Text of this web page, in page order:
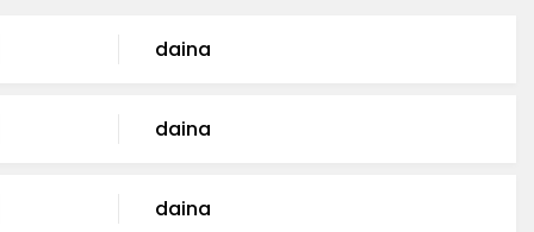
daina
daina
daina